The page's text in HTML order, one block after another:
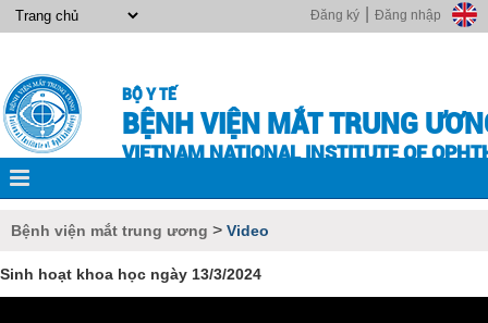
Đăng nhập
Đăng ký
BỘ Y TẾ
BỆNH VIỆN MẮT TRUNG
VIETNAM NATIONAL INSTITUTE OF
Bệnh viện mắt trung ương > Video
Sinh hoạt khoa học ngày 13/3/2024